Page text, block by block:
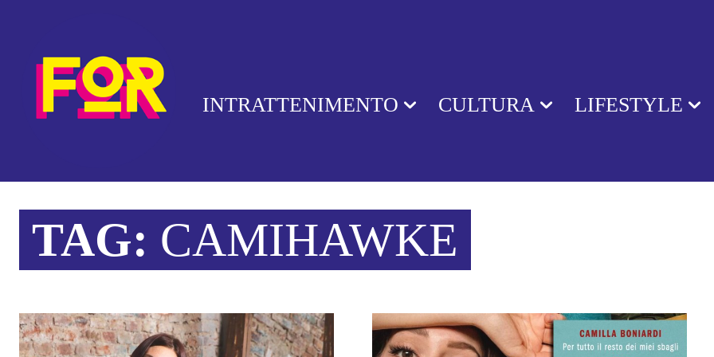
INTRATTENIMENTO CULTURA LIFESTYLE
TAG: CAMIHAWKE